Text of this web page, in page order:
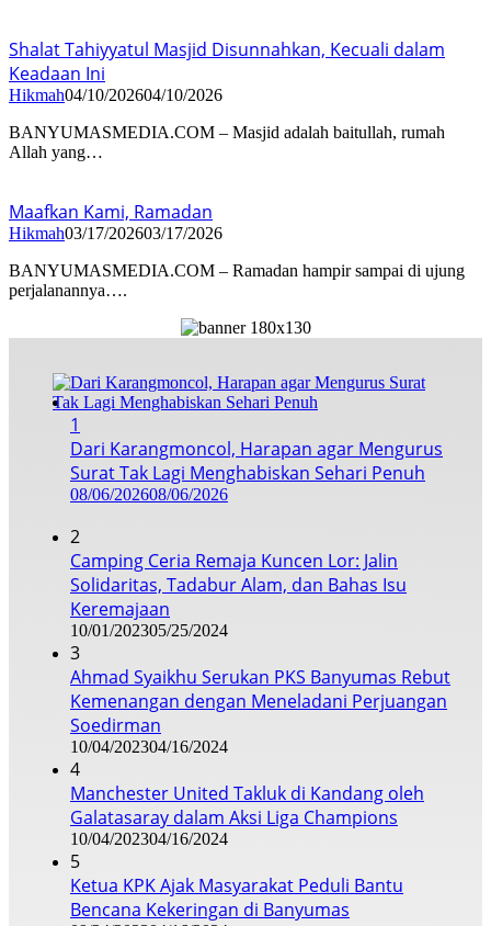
Shalat Tahiyyatul Masjid Disunnahkan, Kecuali dalam
Keadaan Ini
Hikmah04/10/202604/10/2026
BANYUMASMEDIA.COM – Masjid adalah baitullah, rumah
Allah yang…
Maafkan Kami, Ramadan
Hikmah03/17/202603/17/2026
BANYUMASMEDIA.COM – Ramadan hampir sampai di ujung
perjalanannya….
1
Dari Karangmoncol, Harapan agar Mengurus
Surat Tak Lagi Menghabiskan Sehari Penuh
08/06/202608/06/2026
2
Camping Ceria Remaja Kuncen Lor: Jalin
Solidaritas, Tadabur Alam, dan Bahas Isu
Keremajaan
10/01/202305/25/2024
3
Ahmad Syaikhu Serukan PKS Banyumas Rebut
Kemenangan dengan Meneladani Perjuangan
Soedirman
10/04/202304/16/2024
4
Manchester United Takluk di Kandang oleh
Galatasaray dalam Aksi Liga Champions
10/04/202304/16/2024
5
Ketua KPK Ajak Masyarakat Peduli Bantu
Bencana Kekeringan di Banyumas